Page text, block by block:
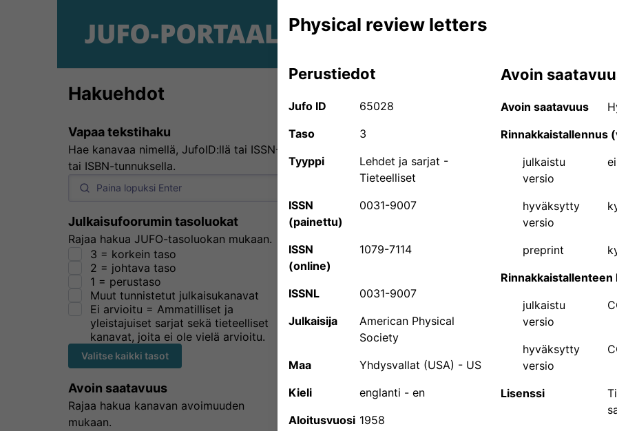
Hakuehdot
Vapaa tekstihaku
Hae kanavaa nimellä, JufoID:llä tai ISSN-
tai ISBN-tunnuksella.
Julkaisufoorumin tasoluokat
Rajaa hakua JUFO-tasoluokan mukaan.
3 = korkein taso
2 = johtava taso
1 = perustaso
Muut tunnistetut julkaisukanavat
Ei arvioitu = Ammatilliset ja
yleistajuiset sarjat sekä tieteelliset
kanavat, joita ei ole vielä arvioitu.
Valitse kaikki tasot
Avoin saatavuus
Rajaa hakua kanavan avoimuuden
mukaan.
JUFO-portaali
JUFO-portaali on tutkijoille ja muille tieteen parissa
kirjakustantajien tietoja. Palvelusta löytyvät myös
ammatilliset ja yleistajuiset julkaisusarjat.
Tiedeyhteisön jäsenet voivat myös ehdottaa JUFO-
muutosta jo luokiteltujen julkaisukanavien tasoluokkaan
mahdollista ilman sisäänkirjautumista, mutta lisäys- ja
kirjautumisen. Sisäänkirjautuminen löytyy portaalin
rekisteröityä myös portaalin käyttäjäksi. Tarkempia
käyttöohjeesta.
Julkaisufoorumi (JUFO) on tieteellisen
tieteellisille lehdille, kirjasarjoille, konferensseille ja
tietoa tieteellisten julkaisukanavien vaikuttavuudesta ja
Julkaisukanavien luokittelutyön suorittavat 23
noin 300 Suomessa työskentelevää tieteentekijää.
Lisätietoa Julkaisufoorumista
Physical review letters
Perustiedot
Jufo ID
65028
Taso
3
Tyyppi
Lehdet ja sarjat -
Tieteelliset
ISSN
(painettu)
0031-9007
ISSN
(online)
1079-7114
ISSNL
0031-9007
Julkaisija
American Physical
Society
Maa
Yhdysvallat (USA) - US
Kieli
englanti - en
Aloitusvuosi 1958
Avoin
Avoin saatavuus
Rinnakkaistallennus
julkaistu
versio
ei
hyväksytty
versio
preprint
Rinnakkaistallenteen
julkaistu
versio
hyväksytty
versio
Lisenssi